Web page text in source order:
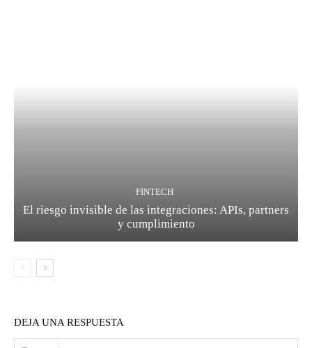
FINTECH
El riesgo invisible de las integraciones: APIs, partners
y cumplimiento
DEJA UNA RESPUESTA